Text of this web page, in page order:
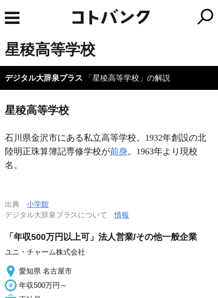
星稜高等学校
デジタル大辞泉プラス 「星稜高等学校」の解説
星稜高等学校
石川県金沢市にある私立高等学校。1932年創設の北
陸明正珠算簿記専修学校が前身。1963年より現校
名。
出典 小学館
デジタル大辞泉プラスについて情報
「年収500万円以上可」法人営業/その他一般企業
ユニ・チャーム株式会社
愛知県 名古屋市
年収500万円～